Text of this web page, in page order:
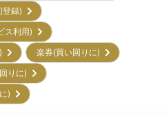
登録)
ス利用)
)
楽券(買い回りに)
回りに)
に)